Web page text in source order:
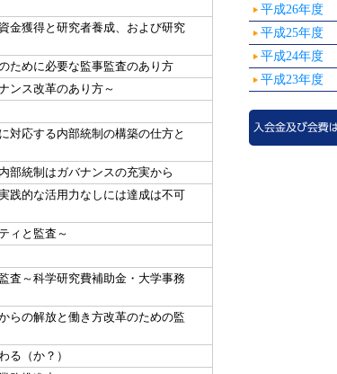
金獲得と研究者養成、および研究
ために必要な監事監査のあり方
ンス改革のあり方～
対応する内部統制の構築の仕方と
部統制はガバナンスの充実から
践的な活用力なしには達成は不可
ィと監査～
査～科学研究費補助金・大学事務
らの解放と働き方改革のための監
る（か？）
平成26年度
平成25年度
平成24年度
平成23年度